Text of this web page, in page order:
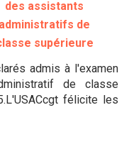
des assistants
administratifs de
supérieure
admis à l'examen
de classe
félicite les